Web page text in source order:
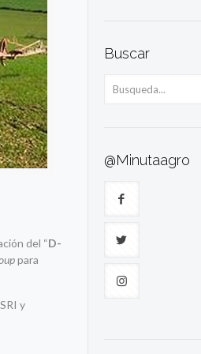
del “D-
para
y
Buscar
@Minutaagro